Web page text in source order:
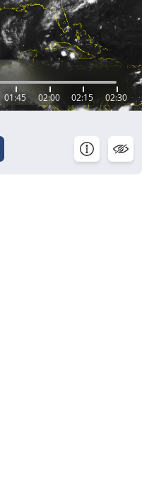
01:45 02:00 02:15 02:30